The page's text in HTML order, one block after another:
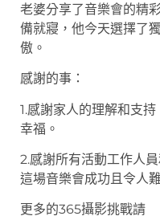
老婆分享了音樂會的精
備就寢，他今天選擇了
傲。
感謝的事：
1.感謝家人的理解和支
幸福。
2.感謝所有活動工作人
這場音樂會成功且令人
更多的365攝影挑戰請